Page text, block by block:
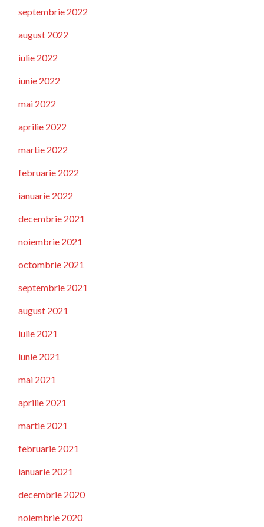
septembrie 2022
august 2022
iulie 2022
iunie 2022
mai 2022
aprilie 2022
martie 2022
februarie 2022
ianuarie 2022
decembrie 2021
noiembrie 2021
octombrie 2021
septembrie 2021
august 2021
iulie 2021
iunie 2021
mai 2021
aprilie 2021
martie 2021
februarie 2021
ianuarie 2021
decembrie 2020
noiembrie 2020